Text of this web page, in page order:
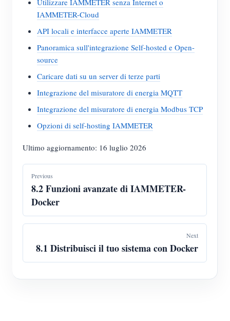
Utilizzare IAMMETER senza Internet o
IAMMETER-Cloud
API locali e interfacce aperte IAMMETER
Panoramica sull'integrazione Self-hosted e Open-
source
Caricare dati su un server di terze parti
Integrazione del misuratore di energia MQTT
Integrazione del misuratore di energia Modbus TCP
Opzioni di self-hosting IAMMETER
Ultimo aggiornamento: 16 luglio 2026
Previous
8.2 Funzioni avanzate di IAMMETER-
Docker
Next
8.1 Distribuisci il tuo sistema con Docker